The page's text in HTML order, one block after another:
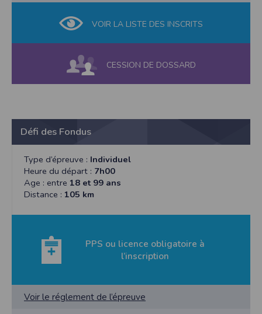
VOIR LA LISTE DES INSCRITS
CESSION DE DOSSARD
Défi des Fondus
Type d’épreuve : Individuel
Heure du départ : 7h00
Age : entre 18 et 99 ans
Distance : 105 km
PPS ou licence obligatoire à
l’inscription
Voir le réglement de l’épreuve